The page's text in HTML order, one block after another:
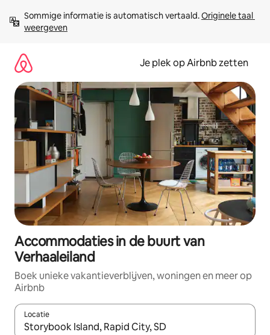
direct
naar
Sommige informatie is automatisch vertaald. Originele taal
weergeven
Je plek op Airbnb zetten
Accommodaties in de buurt van
Verhaaleiland
Boek unieke vakantieverblijven, woningen en meer op
Airbnb
Locatie
Wanneer er resultaten beschikbaar zijn, maak je een keuze